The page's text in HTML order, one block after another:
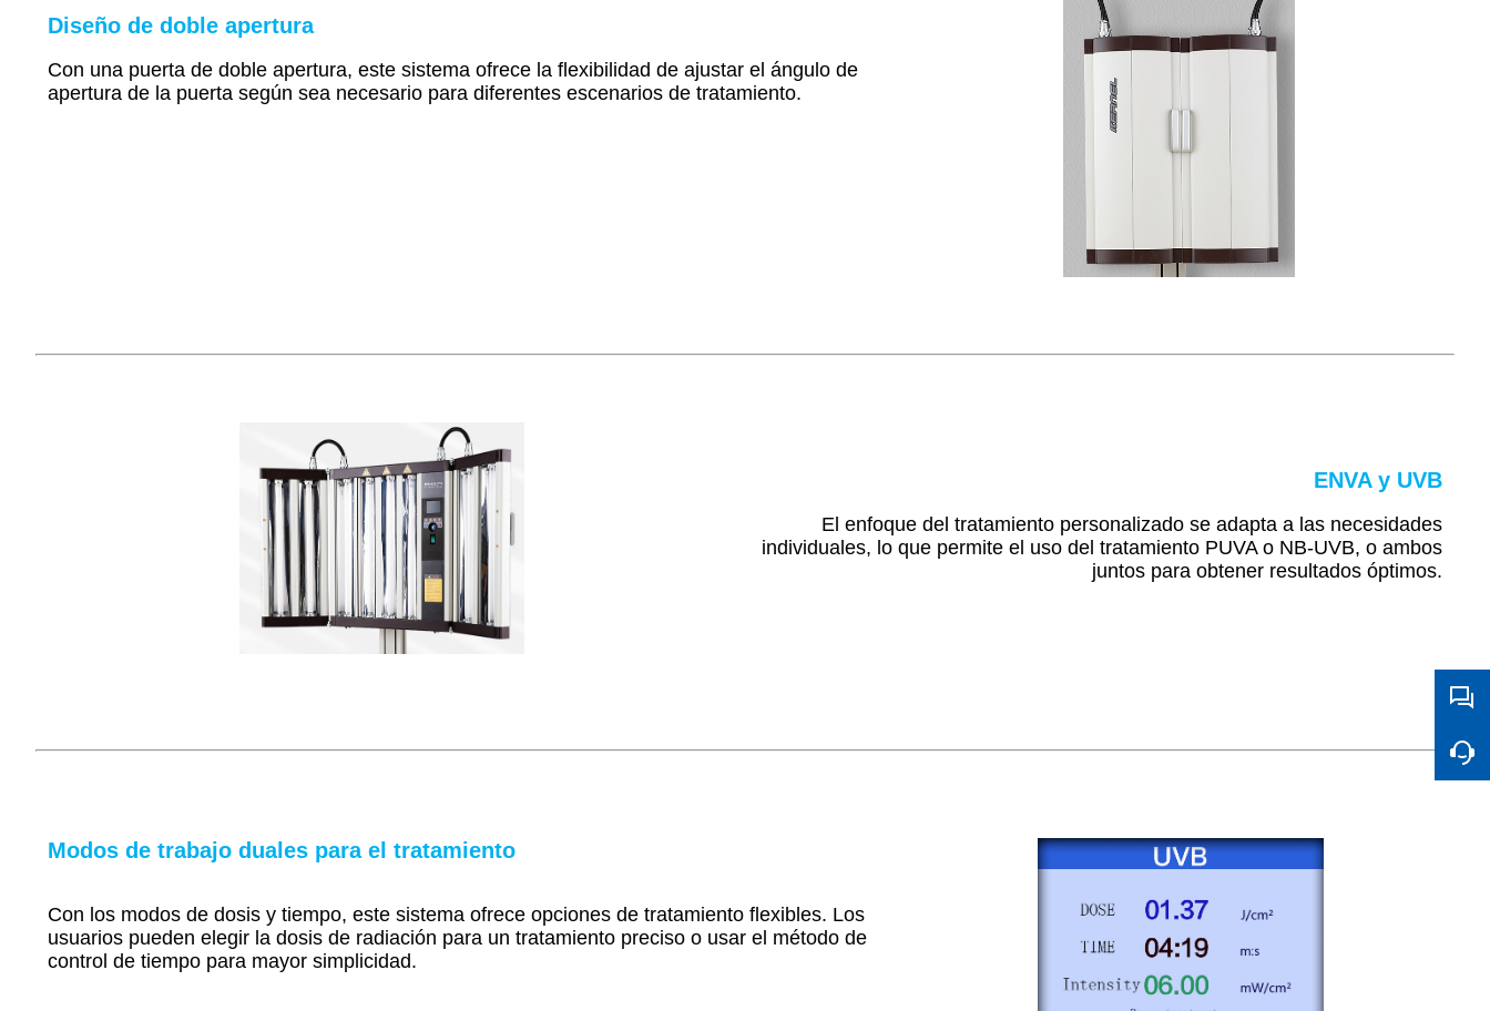
Diseño de doble apertura
Con una puerta de doble apertura, este sistema ofrece la flexibilidad de ajustar el ángulo de
apertura de la puerta según sea necesario para diferentes escenarios de tratamiento.
ENVA y UVB
El enfoque del tratamiento personalizado se adapta a las necesidades
individuales, lo que permite el uso del tratamiento PUVA o NB-UVB, o ambos
juntos para obtener resultados óptimos.
Modos de trabajo duales para el tratamiento
Con los modos de dosis y tiempo, este sistema ofrece opciones de tratamiento flexibles. Los
usuarios pueden elegir la dosis de radiación para un tratamiento preciso o usar el método de
control de tiempo para mayor simplicidad.